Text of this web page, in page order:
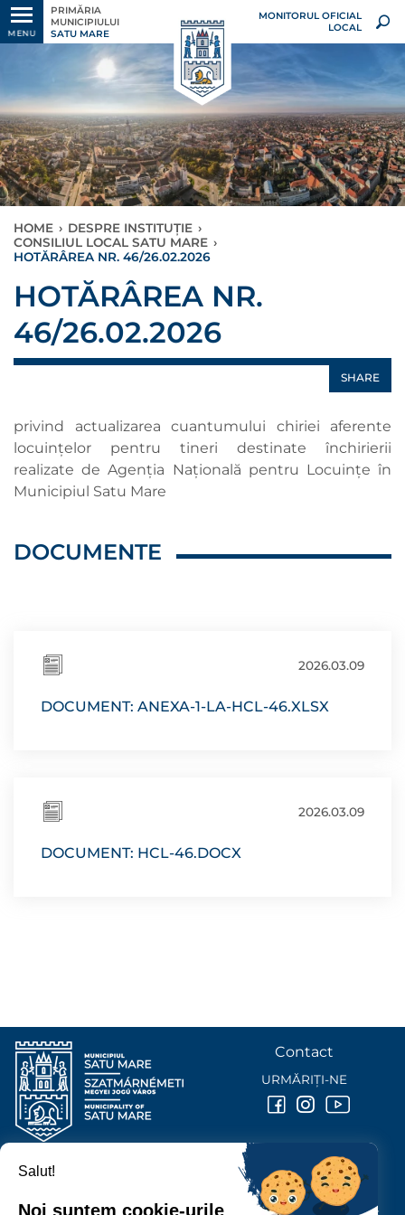
MENU
PRIMĂRIA
MUNICIPIULUI
SATU MARE
MONITORUL OFICIAL
LOCAL
HOME › DESPRE INSTITUȚIE ›
CONSILIUL LOCAL SATU MARE ›
HOTĂRÂREA NR. 46/26.02.2026
HOTĂRÂREA NR.
46/26.02.2026
SHARE
privind actualizarea cuantumului chiriei aferente
locuințelor pentru tineri destinate închirierii
realizate de Agenția Națională pentru Locuințe în
Municipiul Satu Mare
DOCUMENTE
2026.03.09
DOCUMENT: ANEXA-1-LA-HCL-46.XLSX
2026.03.09
DOCUMENT: HCL-46.DOCX
PRIMĂRIA MUNICIPIULUI
Contact
URMĂRIȚI-NE
Salut!
Noi suntem cookie-urile